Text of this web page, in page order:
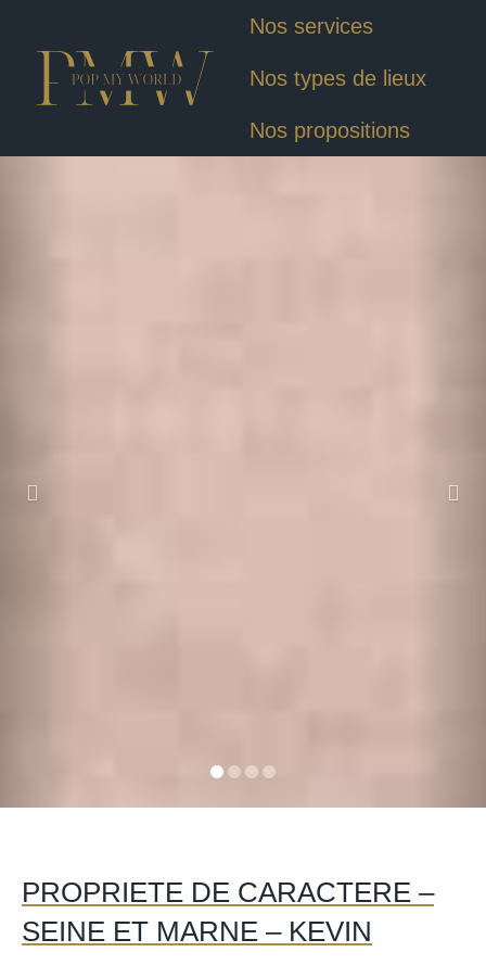
Nos services
Nos types de lieux
Nos propositions
PROPRIETE DE CARACTERE –
SEINE ET MARNE – KEVIN